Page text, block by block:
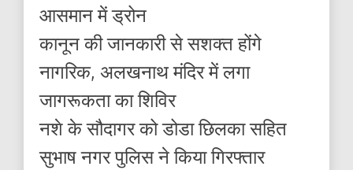
आसमान में ड्रोन
कानून की जानकारी से सशक्त होंगे
नागरिक, अलखनाथ मंदिर में लगा
जागरूकता का शिविर
नशे के सौदागर को डोडा छिलका सहित
सुभाष नगर पुलिस ने किया गिरफ्तार